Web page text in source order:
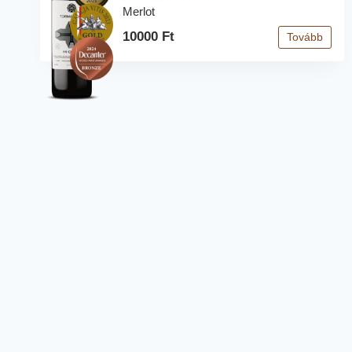
Merlot
10000 Ft Tovább